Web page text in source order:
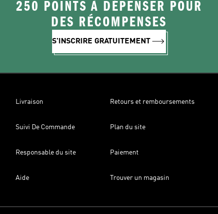
250 POINTS À DÉPENSER POUR
DES RÉCOMPENSES
S'INSCRIRE GRATUITEMENT
Livraison Retours et remboursements
Suivi De Commande Plan du site
Responsable du site Paiement
Aide Trouver un magasin